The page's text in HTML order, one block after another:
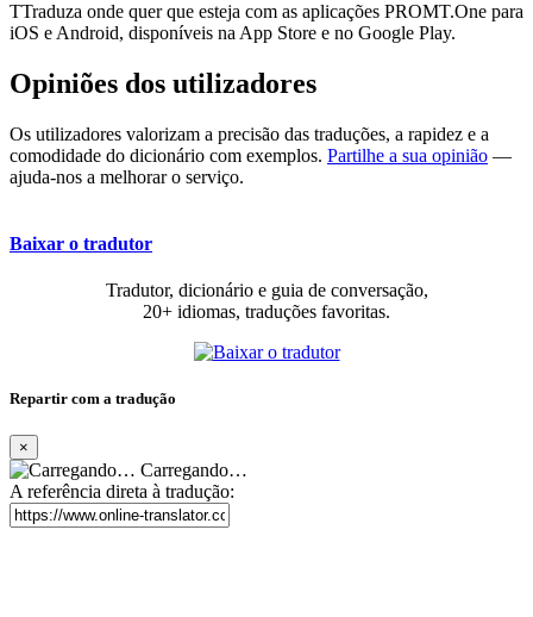
TTraduza onde quer que esteja com as aplicações PROMT.One para
iOS e Android, disponíveis na App Store e no Google Play.
Opiniões dos utilizadores
Os utilizadores valorizam a precisão das traduções, a rapidez e a
comodidade do dicionário com exemplos. Partilhe a sua opinião —
ajuda-nos a melhorar o serviço.
Baixar o tradutor
Tradutor, dicionário e guia de conversação,
20+ idiomas, traduções favoritas.
Repartir com a tradução
×
Carregando…
A referência direta à tradução: